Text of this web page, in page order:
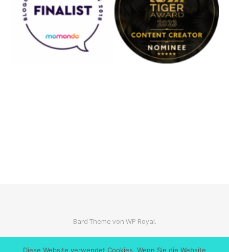
Bard Theme von WP Royal.
Diese Website verwendet Cookies. Wenn Sie die Website